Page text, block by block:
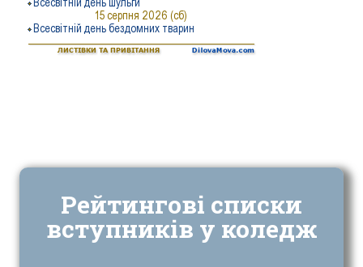
Рейтингові списки
вступників у коледж